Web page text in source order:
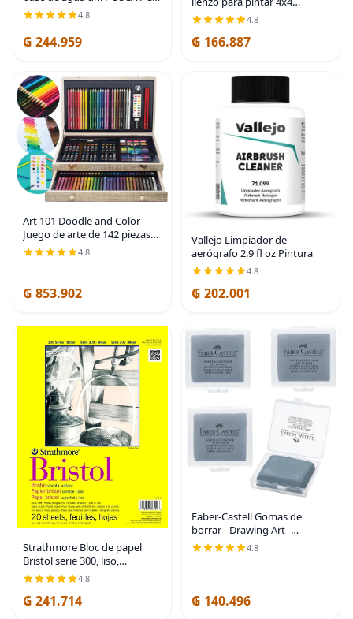
3M, punta fina reversible (0.9-
1.3mm), colores surtidos,
paquete de 16
4.8
₲ 244.959
pulgadas, paquete súper
económico de 24 mini
lienzos, paneles de lienzo en
4.8
₲ 166.887
Art 101 Doodle and Color -
Juego de arte de 142 piezas
en un estuche de transporte
de madera: incluye 24 lápices
variedad de
4.8
₲ 853.902
Vallejo Limpiador de
aerógrafo 2.9 fl oz Pintura
4.8
₲ 202.001
Strathmore Bloc de papel
Bristol serie 300, liso,
encuadernado con cinta, 9 x
12 pulgadas, 20 hojas (100
lb/270g) - Papel de artista
4.8
₲ 241.714
Faber-Castell Gomas de
borrar - Drawing Art -
Borradores amasados,
tamaño grande, color gris,
4.8
₲ 140.496